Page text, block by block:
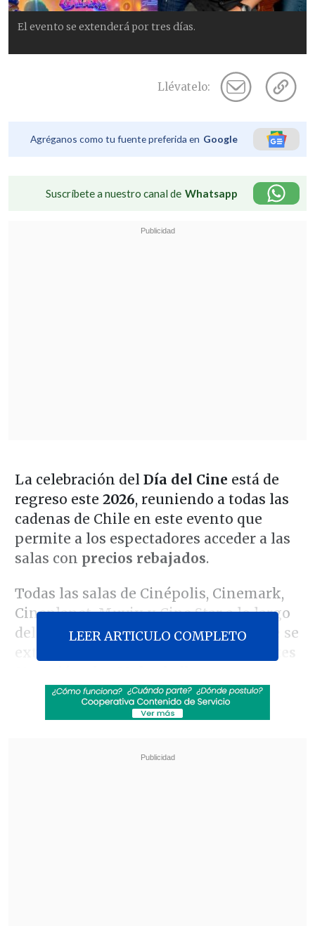
El evento se extenderá por tres días.
Llévatelo:
Agréganos como tu fuente preferida en Google
Suscríbete a nuestro canal de Whatsapp
La celebración del Día del Cine está de
regreso este 2026, reuniendo a todas las
cadenas de Chile en este evento que
permite a los espectadores acceder a las
salas con precios rebajados.
Todas las salas de Cinépolis, Cinemark,
Cineplanet, Muvix y Cine Star a lo largo
del país serán parte de este festejo que se
extenderá por tres días:
lunes 20, martes
de Independencia anuncian su compromiso
LEER ARTICULO COMPLETO